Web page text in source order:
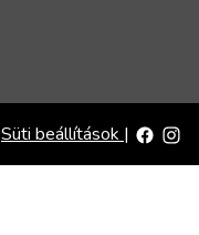
Süti beállítások |